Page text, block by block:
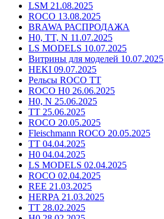
LSM 21.08.2025
ROCO 13.08.2025
BRAWA РАСПРОДАЖА
H0, TT, N 11.07.2025
LS MODELS 10.07.2025
Витрины для моделей 10.07.2025
HEKI 09.07.2025
Рельсы ROCO TT
ROCO H0 26.06.2025
H0, N 25.06.2025
TT 25.06.2025
ROCO 20.05.2025
Fleischmann ROCO 20.05.2025
TT 04.04.2025
H0 04.04.2025
LS MODELS 02.04.2025
ROCO 02.04.2025
REE 21.03.2025
HERPA 21.03.2025
TT 28.02.2025